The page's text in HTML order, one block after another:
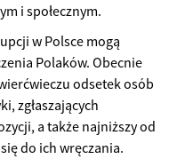
i społecznym.
w Polsce mogą
Polaków. Obecnie
odsetek osób
zgłaszających
a także najniższy od
do ich wręczania.